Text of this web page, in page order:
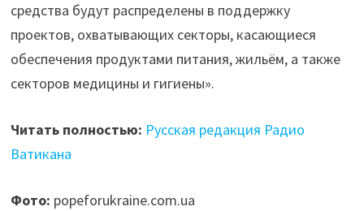
средства будут распределены в поддержку
проектов, охватывающих секторы, касающиеся
обеспечения продуктами питания, жильём, а также
секторов медицины и гигиены».
Читать полностью: Русская редакция Радио
Ватикана
Фото: popeforukraine.com.ua